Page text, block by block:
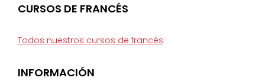
CURSOS DE FRANCÉS
Todos nuestros cursos de francés
INFORMACIÓN